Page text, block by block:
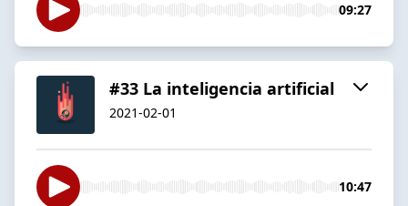
09:27
#33 La inteligencia artificial
2021-02-01
10:47